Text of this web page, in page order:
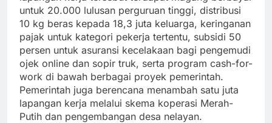
untuk 20.000 lulusan perguruan tinggi, distribusi
10 kg beras kepada 18,3 juta keluarga, keringanan
pajak untuk kategori pekerja tertentu, subsidi 50
persen untuk asuransi kecelakaan bagi pengemudi
ojek online dan sopir truk, serta program cash-for-
work di bawah berbagai proyek pemerintah.
Pemerintah juga berencana menambah satu juta
lapangan kerja melalui skema koperasi Merah-
Putih dan pengembangan desa nelayan.